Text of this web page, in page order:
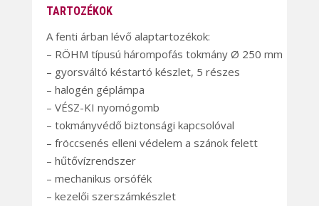
TARTOZÉKOK
A fenti árban lévő alaptartozékok:
– RÖHM típusú hárompofás tokmány Ø 250 mm
– gyorsváltó késtartó készlet, 5 részes
– halogén géplámpa
– VÉSZ-KI nyomógomb
– tokmányvédő biztonsági kapcsolóval
– fröccsenés elleni védelem a szánok felett
– hűtővízrendszer
– mechanikus orsófék
– kezelői szerszámkészlet